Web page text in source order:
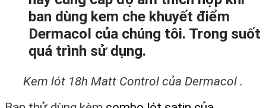
ban dùng kem che khuyết điểm
Dermacol của chúng tôi. Trong suốt
quá trình sử dụng.
Kem lót 18h Matt Control của Dermacol .